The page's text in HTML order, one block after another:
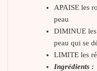
APAISE les
peau
DIMINUE les
peau qui se
LIMITE les
Ingrédients :